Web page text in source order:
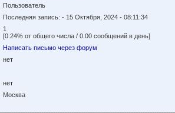
Пользователь
Последняя запись: - 15 Октября, 2024 - 08:11:34
1
[0.24% от общего числа / 0.00 сообщений в день]
Написать письмо через форум
нет
нет
Москва